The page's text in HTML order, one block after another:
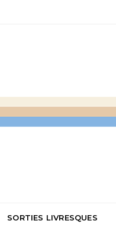
SORTIES LIVRESQUES